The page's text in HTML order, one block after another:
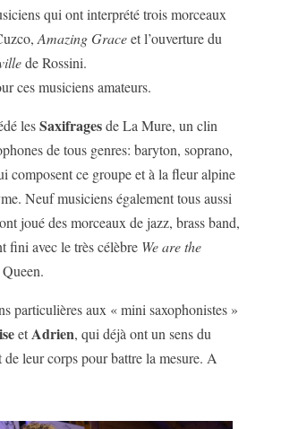
qui ont interprété trois morceaux
Amazing Graceet l’ouverture du
de Rossini.
ces musiciens amateurs.
lesSaxifragesde La Mure, un clin
de tous genres: baryton, soprano,
composent ce groupe et à la fleur alpine
Neuf musiciens également tous aussi
joué des morceaux de jazz, brass band,
fini avec le très célèbre We are the
particulières aux « mini saxophonistes »
etAdrien, qui déjà ont un sens du
leur corps pour battre la mesure. A